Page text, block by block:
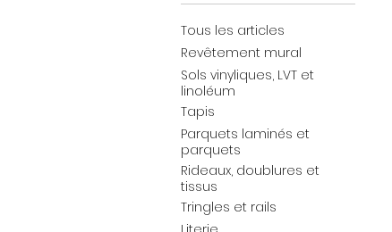
Tous les articles
Revêtement mural
Sols vinyliques, LVT et
linoléum
Tapis
Parquets laminés et
parquets
Rideaux, doublures et
tissus
Tringles et rails